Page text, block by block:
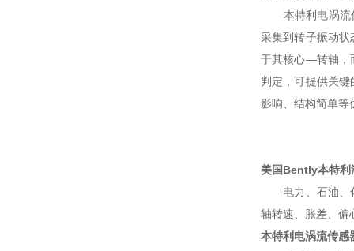
本特利电涡
采集到转子振动
于其核心—转轴，
判定，可提供关
影响、结构简单等
美国Bently本特利
电力、石油、化
轴转速、胀差、偏
本特利电涡流传感